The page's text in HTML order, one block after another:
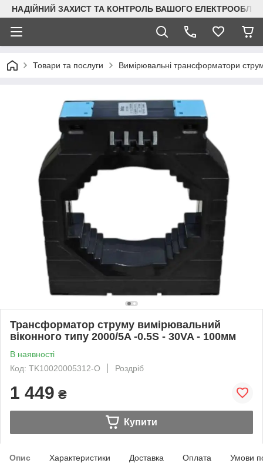
НАДІЙНИЙ ЗАХИСТ ТА КОНТРОЛЬ ВАШОГО
Товари та послуги Вимірювальні трансформатори
Трансформатор струму вимірювальний
віконного типу 2000/5A -0.5S - 30VA - 100мм
В наявності
Код: TK10020005312-O
Роздріб
1 449 ₴
Купити
Опис Характеристики Доставка Оплата Умови